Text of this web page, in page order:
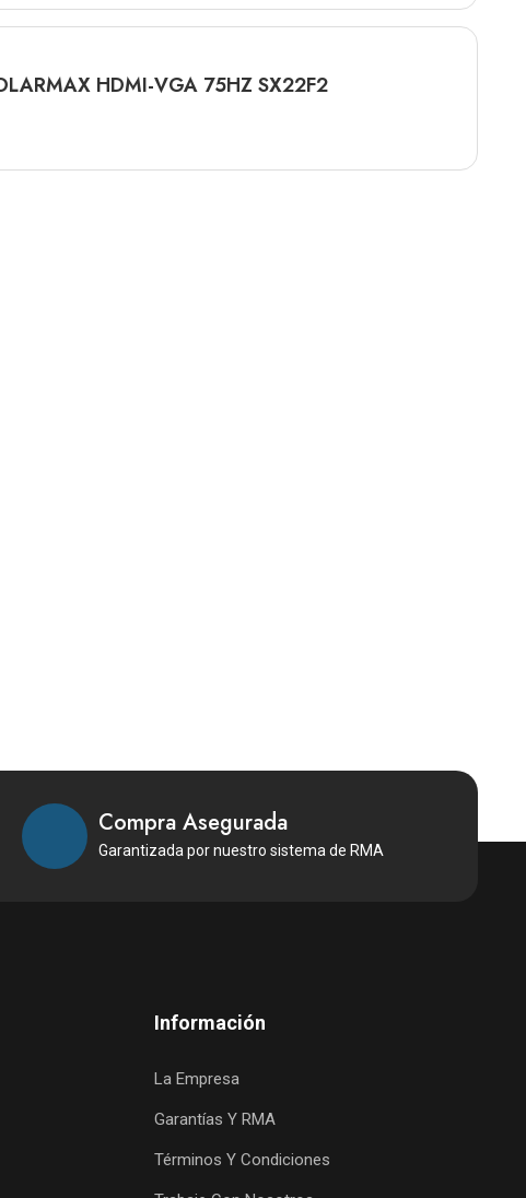
HDMI-VGA 75HZ SX22F2
Compra Asegurada
Garantizada por nuestro sistema de RMA
Información
La Empresa
Garantías Y RMA
Términos Y Condiciones